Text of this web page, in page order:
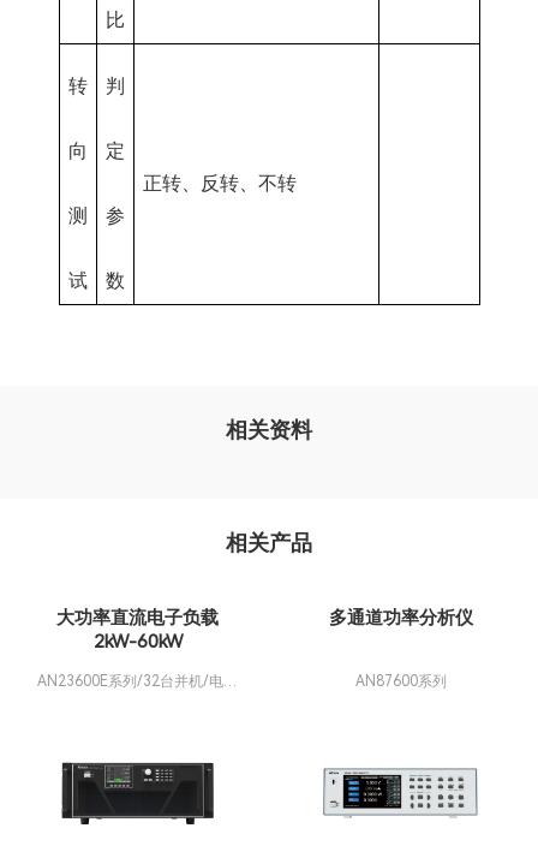
比
转
向
测
试
判
定
参
数
正转、反转、不转
相关资料
相关产品
大功率直流电子负载
2kW-60kW
AN23600E系列/32台并机/电流
多通道功率分析仪
AN87600系列